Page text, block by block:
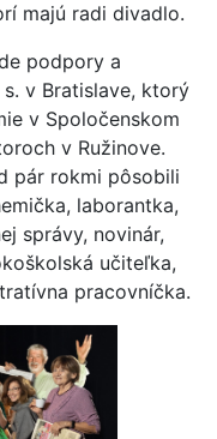
majú radi divadlo.
podpory a
s. v Bratislave, ktorý
v Spoločenskom
v Ružinove.
pár rokmi pôsobili
laborantka,
správy, novinár,
učiteľka,
pracovníčka.